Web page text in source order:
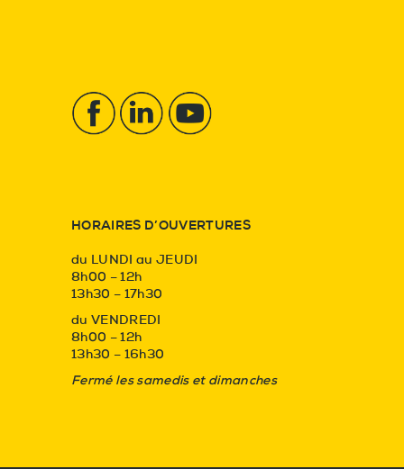
HORAIRES D’OUVERTURES
du LUNDI au JEUDI
8h00 – 12h
13h30 – 17h30
du VENDREDI
8h00 – 12h
13h30 – 16h30
Fermé les samedis et dimanches